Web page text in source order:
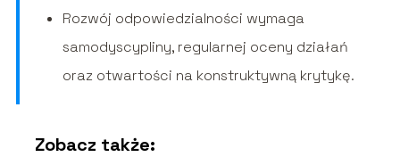
Rozwój odpowiedzialności wymaga
samodyscypliny, regularnej oceny działań
oraz otwartości na konstruktywną krytykę.
Zobacz także: